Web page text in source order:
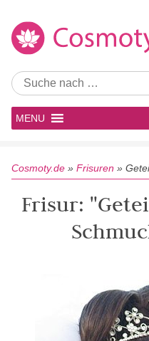
MENU
Cosmoty.de » Frisuren »
Frisur: